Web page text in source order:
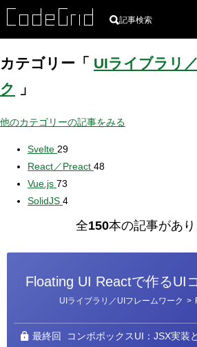
記事検索
カテゴリー「 UIライブラリ
ク
」
他のカテゴリーの記事をみる
Svelte 29
React／Preact 48
Vue.js 73
SolidJS 4
全150本の記事があり
Floating UI Reactで作るUI
リ
ー
UIライブラリ／UIフレームワーク >
最終回 コンボボックスUI：JSX実装